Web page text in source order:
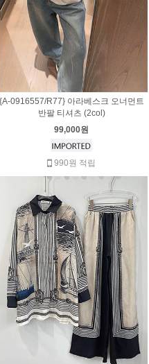
{A-0916557/R77} 아라베스크 오너먼트
반팔 티셔츠 (2col)
99,000원
990원 적립